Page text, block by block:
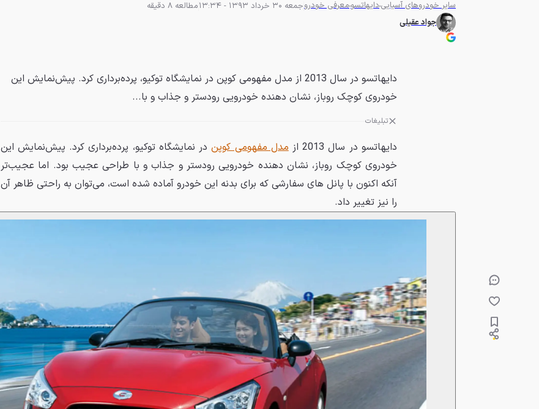
سایر خودروهای آسیاییدایهاتسومعرفی خودروجمعه 30 خرداد 1393 - 13:34
مطالعه 8 دقیقه
جواد عقیلی
دایهاتسو در سال 2013 از مدل مفهومی کوپن در نمایشگاه توکیو، پرده‌برداری کرد. پیش‌نمایش این
خودروی کوچک روباز، نشان دهنده خودرویی رودستر و جذاب و با...
تبلیغات
دایهاتسو در سال 2013 از مدل مفهومی کوپندر نمایشگاه توکیو، پرده‌برداری کرد. پیش‌نمایش این
خودروی کوچک روباز، نشان دهنده خودرویی رودستر و جذاب و با طراحی عجیب بود. اما عجیب‌تر
آنکه اکنون با پانل های سفارشی که برای بدنه این خودرو آماده شده است، می‌توان به راحتی ظاهر آن
را نیز تغییر داد.